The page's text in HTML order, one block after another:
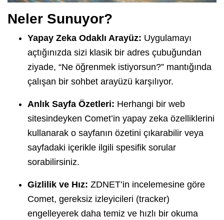
Neler Sunuyor?
Yapay Zeka Odaklı Arayüz: Uygulamayı
açtığınızda sizi klasik bir adres çubuğundan
ziyade, “Ne öğrenmek istiyorsun?” mantığında
çalışan bir sohbet arayüzü karşılıyor.
Anlık Sayfa Özetleri: Herhangi bir web
sitesindeyken Comet’in yapay zeka özelliklerini
kullanarak o sayfanın özetini çıkarabilir veya
sayfadaki içerikle ilgili spesifik sorular
sorabilirsiniz.
Gizlilik ve Hız: ZDNET’in incelemesine göre
Comet, gereksiz izleyicileri (tracker)
engelleyerek daha temiz ve hızlı bir okuma